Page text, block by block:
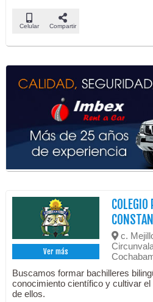
Celular Compartir
Ver más
c.
Buscamos formar bachilleres
conocimiento científico y cultivar
de ellos.